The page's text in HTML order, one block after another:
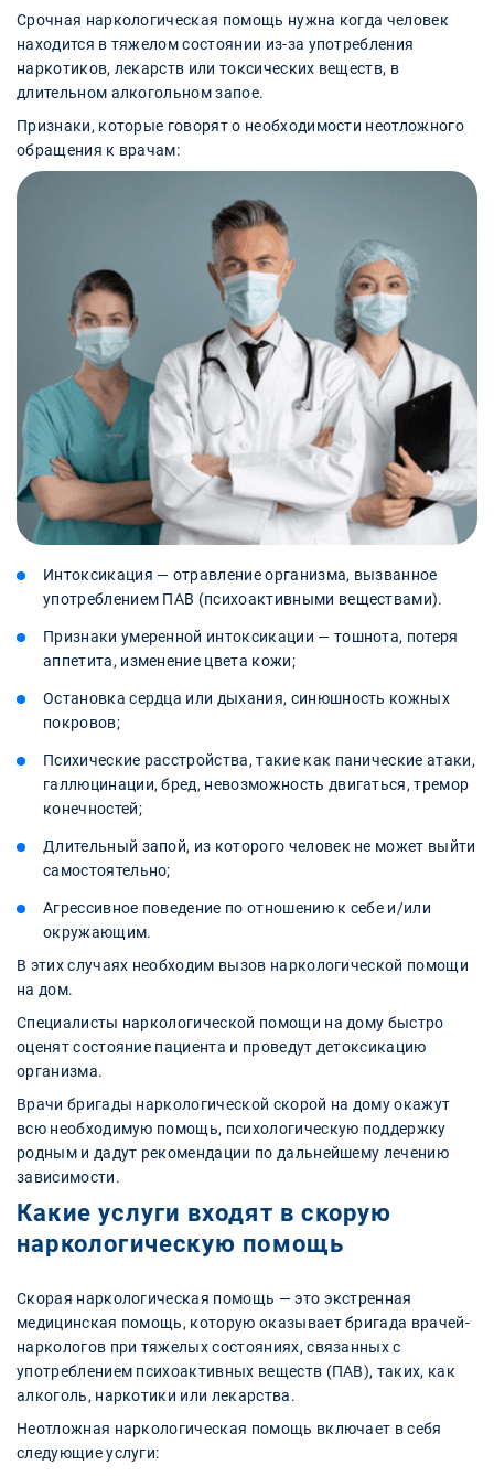
Срочная наркологическая помощь нужна когда человек
находится в тяжелом состоянии из-за употребления
наркотиков, лекарств или токсических веществ, в
длительном алкогольном запое.
Признаки, которые говорят о необходимости неотложного
обращения к врачам:
Интоксикация — отравление организма, вызванное
употреблением ПАВ (психоактивными веществами).
Признаки умеренной интоксикации — тошнота, потеря
аппетита, изменение цвета кожи;
Остановка сердца или дыхания, синюшность кожных
покровов;
Психические расстройства, такие как панические атаки,
галлюцинации, бред, невозможность двигаться, тремор
конечностей;
Длительный запой, из которого человек не может выйти
самостоятельно;
Агрессивное поведение по отношению к себе и/или
окружающим.
В этих случаях необходим вызов наркологической помощи
на дом.
Специалисты наркологической помощи на дому быстро
оценят состояние пациента и проведут детоксикацию
организма.
Врачи бригады наркологической скорой на дому окажут
всю необходимую помощь, психологическую поддержку
родным и дадут рекомендации по дальнейшему лечению
зависимости.
Какие услуги входят в скорую
наркологическую помощь
Скорая наркологическая помощь — это экстренная
медицинская помощь, которую оказывает бригада врачей-
наркологов при тяжелых состояниях, связанных с
употреблением психоактивных веществ (ПАВ), таких, как
алкоголь, наркотики или лекарства.
Неотложная наркологическая помощь включает в себя
следующие услуги: